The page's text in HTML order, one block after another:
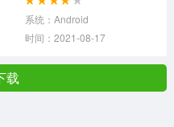
系统：Android
时间：2021-08-17
载